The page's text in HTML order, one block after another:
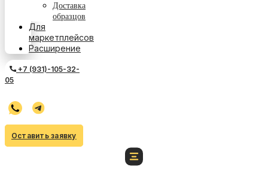
Доставка
образцов
Для
маркетплейсов
Расширение
+7 (931)-105-32-
05
Оставить заявку